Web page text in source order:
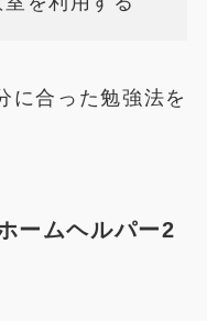
に合った勉強法を
ームヘルパー2